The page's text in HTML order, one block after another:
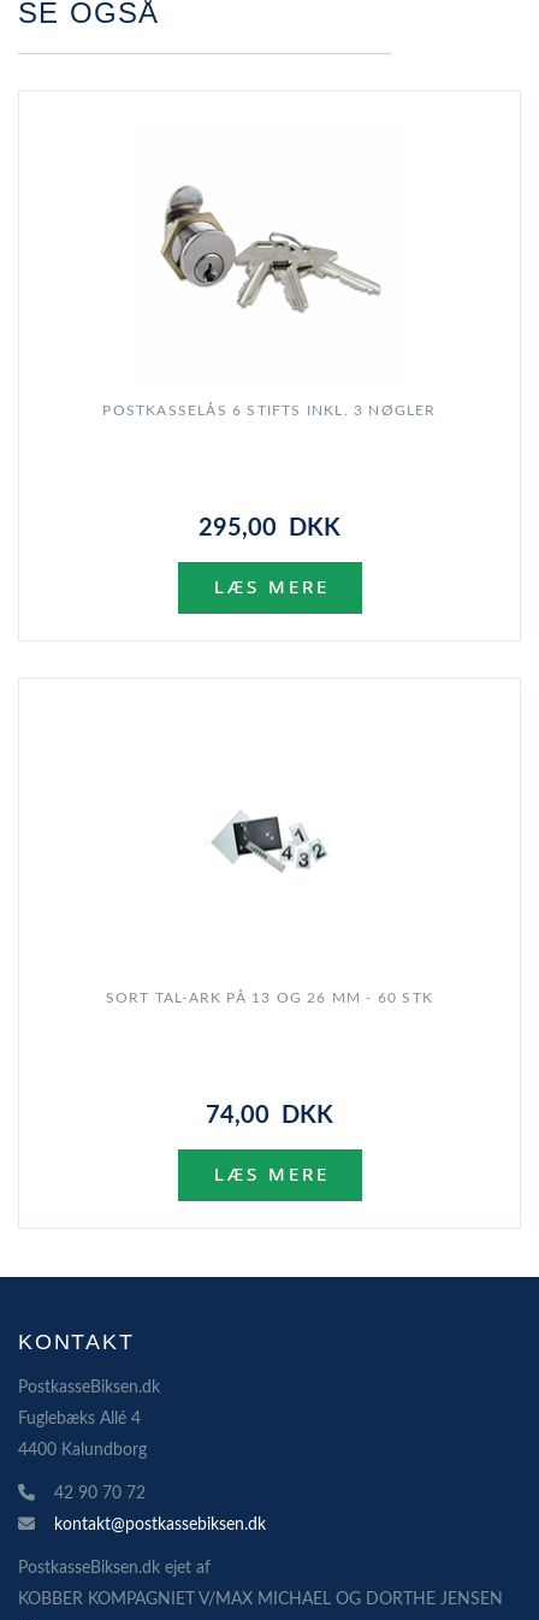
SE OGSÅ
POSTKASSELÅS 6 STIFTS INKL. 3 NØGLER
295,00 DKK
SORT TAL-ARK PÅ 13 OG 26 MM - 60 STK
74,00 DKK
KONTAKT
PostkasseBiksen.dk
Fuglebæks Allé 4
4400 Kalundborg
42 90 70 72
kontakt@postkassebiksen.dk
PostkasseBiksen.dk ejet af
KOBBER KOMPAGNIET V/MAX MICHAEL OG DORTHE JENSEN